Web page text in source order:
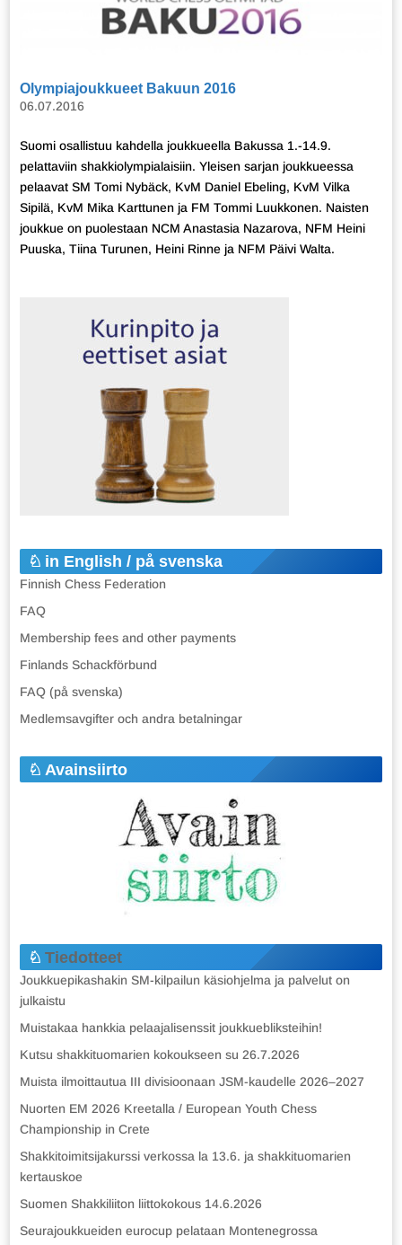
Olympiajoukkueet Bakuun 2016
06.07.2016
Suomi osallistuu kahdella joukkueella Bakussa 1.-14.9.
pelattaviin shakkiolympialaisiin. Yleisen sarjan joukkueessa
pelaavat SM Tomi Nybäck, KvM Daniel Ebeling, KvM Vilka
Sipilä, KvM Mika Karttunen ja FM Tommi Luukkonen. Naisten
joukkue on puolestaan NCM Anastasia Nazarova, NFM Heini
Puuska, Tiina Turunen, Heini Rinne ja NFM Päivi Walta.
in English / på svenska
Finnish Chess Federation
FAQ
Membership fees and other payments
Finlands Schackförbund
FAQ (på svenska)
Medlemsavgifter och andra betalningar
Avainsiirto
Tiedotteet
Joukkuepikashakin SM-kilpailun käsiohjelma ja palvelut on
julkaistu
Muistakaa hankkia pelaajalisenssit joukkuebliksteihin!
Kutsu shakkituomarien kokoukseen su 26.7.2026
Muista ilmoittautua III divisioonaan JSM-kaudelle 2026–2027
Nuorten EM 2026 Kreetalla / European Youth Chess
Championship in Crete
Shakkitoimitsijakurssi verkossa la 13.6. ja shakkituomarien
kertauskoe
Suomen Shakkiliiton liittokokous 14.6.2026
Seurajoukkueiden eurocup pelataan Montenegrossa